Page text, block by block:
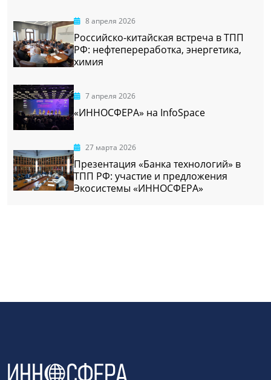
8 апреля 2026
Российско-китайская встреча в ТПП
РФ: нефтепереработка, энергетика,
химия
7 апреля 2026
«ИННОСФЕРА» на InfoSpace
27 марта 2026
Презентация «Банка технологий» в
ТПП РФ: участие и предложения
Экосистемы «ИННОСФЕРА»